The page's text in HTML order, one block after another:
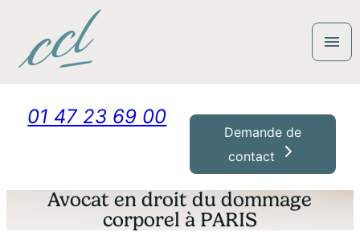
menu
01 47 23 69 00
Demande de
contact
Avocat en droit du dommage
corporel à PARIS
Panneau de gestion des cookies